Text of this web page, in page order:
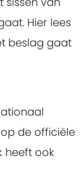
Hier lees
beslag gaat
op de officiële
heeft ook